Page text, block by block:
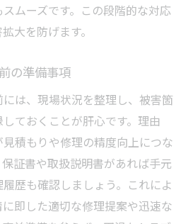
ムーズです。この段階的な対応
大を防げます。
の準備事項
は、現場状況を整理し、被害箇
ておくことが肝心です。理由
積もりや修理の精度向上につな
証書や取扱説明書があれば手元
歴も確認しましょう。これによ
即した適切な修理提案や迅速な